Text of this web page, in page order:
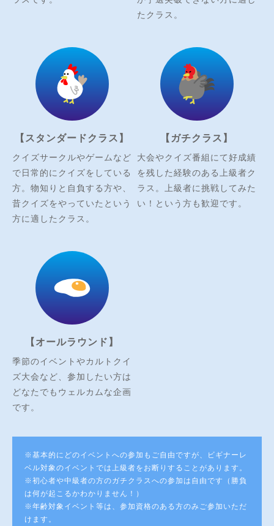
たクラス。
【スタンダードクラス】
クイズサークルやゲームなど
で日常的にクイズをしている
方。物知りと自負する方や、
昔クイズをやっていたという
方に適したクラス。
【ガチクラス】
大会やクイズ番組にて好成績
を残した経験のある上級者ク
ラス。上級者に挑戦してみた
い！という方も歓迎です。
【オールラウンド】
季節のイベントやカルトクイ
ズ大会など、参加したい方は
どなたでもウェルカムな企画
です。
※基本的にどのイベントへの参加もご自由ですが、ビギナーレ
ベル対象のイベントでは上級者をお断りすることがあります。
※初心者や中級者の方のガチクラスへの参加は自由です（勝負
は何が起こるかわかりません！）
※年齢対象イベント等は、参加資格のある方のみご参加いただ
けます。